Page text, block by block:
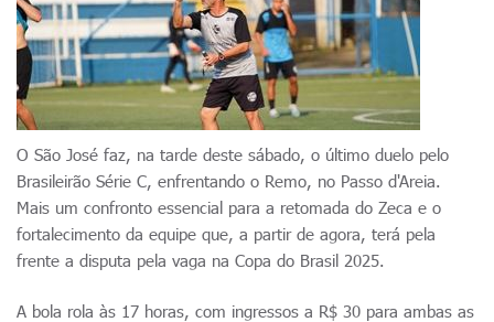
O São José faz, na tarde deste sábado, o último duelo pelo
Brasileirão Série C, enfrentando o Remo, no Passo d'Areia.
Mais um confronto essencial para a retomada do Zeca e o
fortalecimento da equipe que, a partir de agora, terá pela
frente a disputa pela vaga na Copa do Brasil 2025.
A bola rola às 17 horas, com ingressos a R$ 30 para ambas as